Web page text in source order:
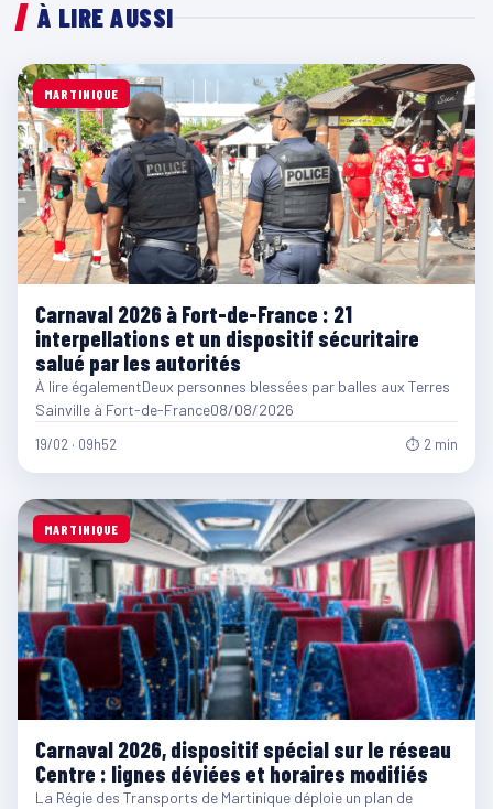
À LIRE AUSSI
MARTINIQUE
Carnaval 2026 à Fort-de-France : 21
interpellations et un dispositif sécuritaire
salué par les autorités
À lire égalementDeux personnes blessées par balles aux Terres
Sainville à Fort-de-France08/08/2026
19/02 · 09h52 ⏱ 2 min
MARTINIQUE
Carnaval 2026, dispositif spécial sur le réseau
Centre : lignes déviées et horaires modifiés
La Régie des Transports de Martinique déploie un plan de